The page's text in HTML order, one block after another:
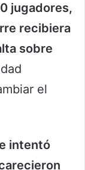
jugadores,
recibiera
sobre
el
intentó